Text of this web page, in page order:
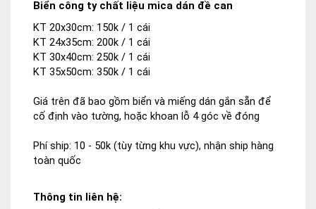
Biển công ty chất liệu mica dán đề can
KT 20x30cm: 150k / 1 cái
KT 24x35cm: 200k / 1 cái
KT 30x40cm: 250k / 1 cái
KT 35x50cm: 350k / 1 cái
Giá trên đã bao gồm biển và miếng dán gắn sẵn để
cố định vào tường, hoặc khoan lỗ 4 góc về đóng
Phí ship: 10 - 50k (tùy từng khu vực), nhận ship hàng
toàn quốc
Thông tin liên hệ: